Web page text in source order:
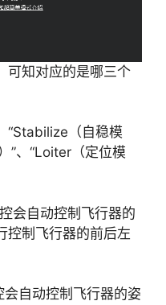
可知对应的是哪三个
“Stabilize（自稳模
”、“Loiter（定位模
会自动控制飞行器的
控制飞行器的前后左
会自动控制飞行器的姿